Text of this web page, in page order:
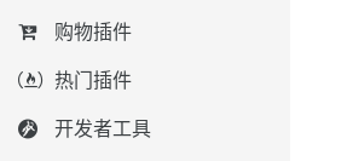
购物插件
热门插件
开发者工具